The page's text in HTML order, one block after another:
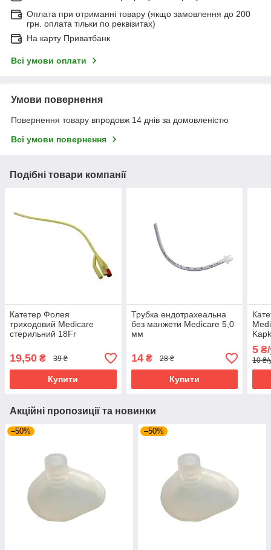
Оплата при отриманні товару (якщо замовлення до 200
грн. оплата тільки по реквізитах)
На карту Приватбанк
Всі умови оплати
Умови повернення
Повернення товару впродовж 14 днів за домовленістю
Всі умови повернення
Подібні товари компанії
Катетер Фолея
триходовий Medicare
стерильний 18Fr
19,50 ₴ 39 ₴
Купити
Трубка ендотрахеальна
без манжети Medicare 5,0
мм
14₴ 28 ₴
Купити
5 ₴/
10 ₴/
Акційні пропозиції та новинки
–50% –50%